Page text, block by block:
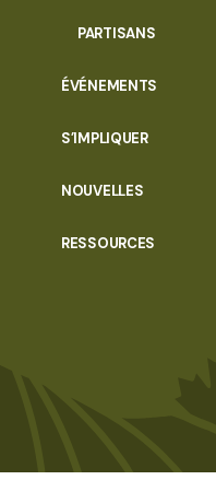
PARTISANS
ÉVÉNEMENTS
S’IMPLIQUER
NOUVELLES
RESSOURCES